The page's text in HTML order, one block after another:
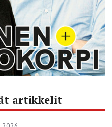
artikkelit